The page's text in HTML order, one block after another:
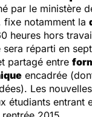
par le ministère
notamment la
heures hors
réparti en
partagé entre
encadrée
Les
étudiants entrant